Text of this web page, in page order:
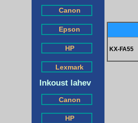
Canon
Epson
HP
Lexmark
Inkoust lahev
Canon
HP
KX-FA55